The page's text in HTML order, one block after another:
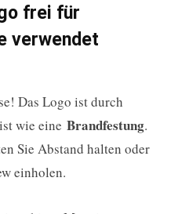
frei für
verwendet
Das Logo ist durch
wie eine Brandfestung.
Sie Abstand halten oder
einholen.